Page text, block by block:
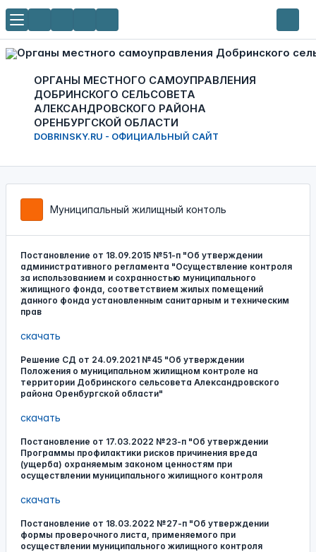
ОРГАНЫ МЕСТНОГО САМОУПРАВЛЕНИЯ
ДОБРИНСКОГО СЕЛЬСОВЕТА
АЛЕКСАНДРОВСКОГО РАЙОНА
ОРЕНБУРГСКОЙ ОБЛАСТИ
DOBRINSKY.RU - ОФИЦИАЛЬНЫЙ САЙТ
Муниципальный жилищный контоль
Постановление от 18.09.2015 №51-п "Об утверждении
административного регламента "Осуществление контроля
за использованием и сохранностью муниципального
жилищного фонда, соответствием жилых помещений
данного фонда установленным санитарным и техническим
прав
скачать
Решение СД от 24.09.2021 №45 "Об утверждении
Положения о муниципальном жилищном контроле на
территории Добринского сельсовета Александровского
района Оренбургской области"
скачать
Постановление от 17.03.2022 №23-п "Об утверждении
Программы профилактики рисков причинения вреда
(ущерба) охраняемым законом ценностям при
осуществлении муниципального жилищного контроля
скачать
Постановление от 18.03.2022 №27-п "Об утверждении
формы проверочного листа, применяемого при
осуществлении муниципального жилищного контроля